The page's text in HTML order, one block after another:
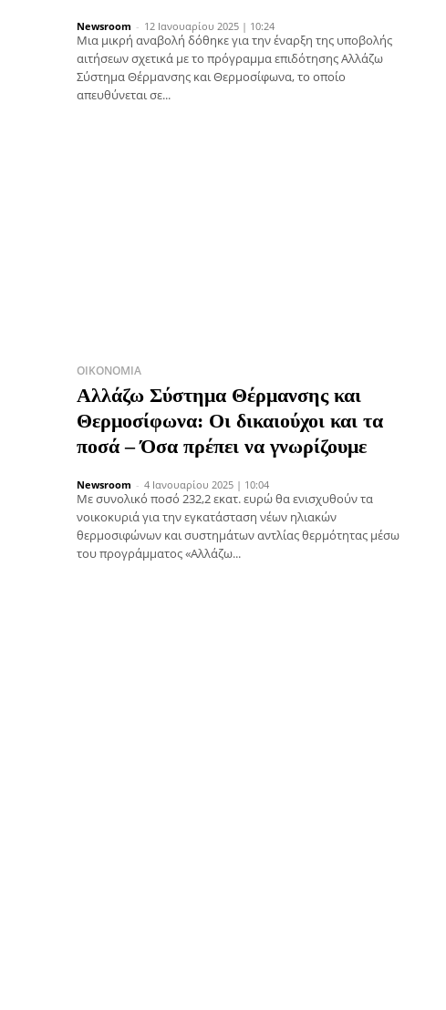
Newsroom - 12 Ιανουαρίου 2025 | 10:24
Μια μικρή αναβολή δόθηκε για την έναρξη της υποβολής
αιτήσεων σχετικά με το πρόγραμμα επιδότησης Αλλάζω
Σύστημα Θέρμανσης και Θερμοσίφωνα, το οποίο
απευθύνεται σε...
ΟΙΚΟΝΟΜΊΑ
Αλλάζω Σύστημα Θέρμανσης και
Θερμοσίφωνα: Οι δικαιούχοι και τα
ποσά – Όσα πρέπει να γνωρίζουμε
Newsroom - 4 Ιανουαρίου 2025 | 10:04
Mε συνολικό ποσό 232,2 εκατ. ευρώ θα ενισχυθούν τα
νοικοκυριά για την εγκατάσταση νέων ηλιακών
θερμoσιφώνων και συστημάτων αντλίας θερμότητας μέσω
του προγράμματος «Αλλάζω...